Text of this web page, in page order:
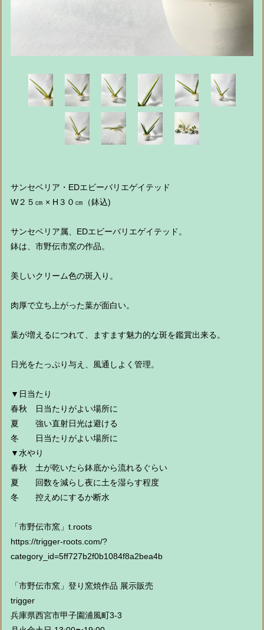
サンセベリア・EDエビーバリエゲイテッド
W２５㎝ × H３０㎝（鉢込)
サンセベリア属、EDエビーバリエゲイテッド。
鉢は、市野伝市窯の作品。
美しいクリーム色の斑入り。
肉厚で立ち上がった葉が面白い。
葉が増えるにつれて、ますます魅力的な斑を鑑賞出来る。
日光をたっぷり与え、風通しよく管理。
▼日当たり
春秋 日当たりがよい場所に
夏 強い直射日光は避ける
冬 日当たりがよい場所に
▼水やり
春秋 土が乾いたら鉢底から流れるぐらい
夏 回数を減らし夜に土を湿らす程度
冬 控えめにするか断水
「市野伝市窯」t.roots
https://trigger-roots.com/?
category_id=5ff727b2f0b1084f8a2bea4b
「市野伝市窯」登り窯焼作品 展示販売
trigger
兵庫県西宮市甲子園浦風町3-3